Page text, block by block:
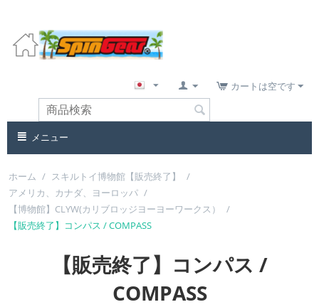
カートは空です
メニュー
ホーム / スキルトイ博物館【販売終了】
/
アメリカ、カナダ、ヨーロッパ /
【博物館】CLYW(カリブロッジヨーヨーワークス）
/
【販売終了】コンパス / COMPASS
【販売終了】コンパス /
COMPASS